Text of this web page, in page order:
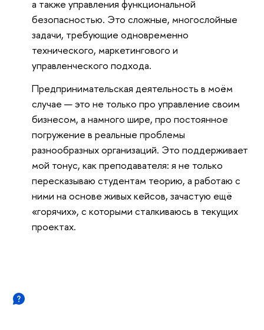
а также управления функциональной
безопасностью. Это сложные, многослойные
задачи, требующие одновременно
технического, маркетингового и
управленческого подхода.
Предпринимательская деятельность в моём
случае — это не только про управление своим
бизнесом, а намного шире, про постоянное
погружение в реальные проблемы
разнообразных организаций. Это поддерживает
мой тонус, как преподавателя: я не только
пересказываю студентам теорию, а работаю с
ними на основе живых кейсов, зачастую ещё
«горячих», с которыми сталкиваюсь в текущих
проектах.